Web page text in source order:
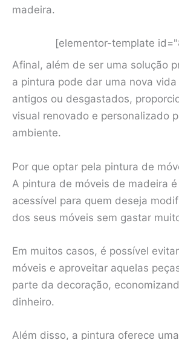
madeira.
[elementor-template
Afinal, além de ser uma solução
a pintura pode dar uma nova vida
antigos ou desgastados,
visual renovado e personalizado
ambiente.
Por que optar pela pintura de
A pintura de móveis de madeira
acessível para quem deseja
dos seus móveis sem gastar
Em muitos casos, é possível
móveis e aproveitar aquelas
parte da decoração,
dinheiro.
Além disso, a pintura oferece